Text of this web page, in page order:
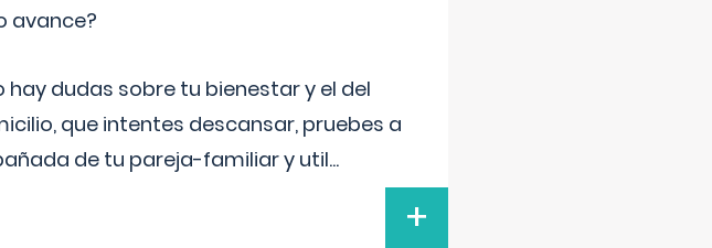
avance?
dudas sobre tu bienestar y el del
que intentes descansar, pruebes a
de tu pareja-familiar y util...
+